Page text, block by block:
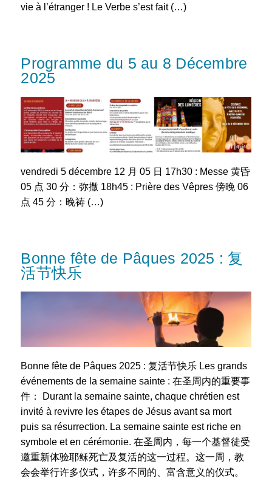
vie à l’étranger ! Le Verbe s’est fait (…)
Programme du 5 au 8 Décembre
2025
vendredi 5 décembre 12 月 05 日 17h30 : Messe 黄昏
05 点 30 分：弥撒 18h45 : Prière des Vêpres 傍晚 06
点 45 分：晚祷 (…)
Bonne fête de Pâques 2025 : 复
活节快乐
Bonne fête de Pâques 2025 : 复活节快乐 Les grands
événements de la semaine sainte : 在圣周内的重要事
件： Durant la semaine sainte, chaque chrétien est
invité à revivre les étapes de Jésus avant sa mort
puis sa résurrection. La semaine sainte est riche en
symbole et en cérémonie. 在圣周内，每一个基督徒受
邀重新体验耶稣死亡及复活的这一过程。这一周，教
会会举行许多仪式，许多不同的、富含意义的仪式。